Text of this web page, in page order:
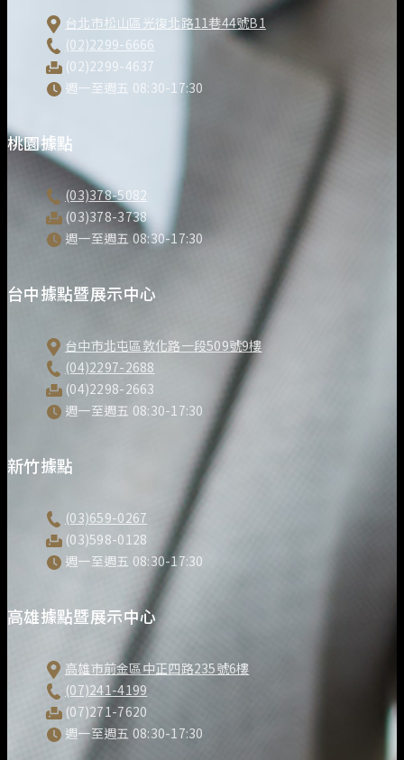
台北市松山區光復北路11巷44號B1
(02)2299-6666
(02)2299-4637
週一至週五 08:30-17:30
桃園據點
(03)378-5082
(03)378-3738
週一至週五 08:30-17:30
台中據點暨展示中心
台中市北屯區敦化路一段509號9樓
(04)2297-2688
(04)2298-2663
週一至週五 08:30-17:30
新竹據點
(03)659-0267
(03)598-0128
週一至週五 08:30-17:30
高雄據點暨展示中心
高雄市前金區中正四路235號6樓
(07)241-4199
(07)271-7620
週一至週五 08:30-17:30